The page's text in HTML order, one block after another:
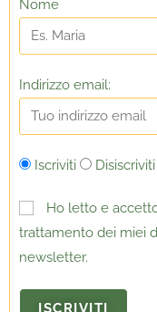
Nome
Indirizzo email:
Iscriviti Disiscriviti
Ho letto e
trattamento dei miei
newsletter.